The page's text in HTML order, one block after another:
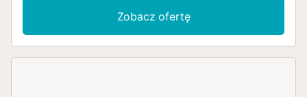
Zobacz ofertę